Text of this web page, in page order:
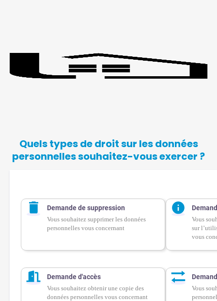
Quels types de droit sur les données
personnelles souhaitez-vous exercer ?
Demande de suppression
Vous souhaitez supprimer les données
personnelles vous concernant
Vous
sur
vous
Demande d'accès
Vous souhaitez obtenir une copie des
données personnelles vous concernant
Vous